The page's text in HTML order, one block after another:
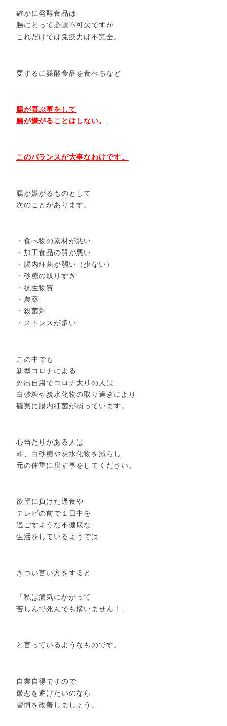
確かに発酵食品は
腸にとって必須不可欠ですが
これだけでは免疫力は不完全。
要するに発酵食品を食べるなど
腸が喜ぶ事をして
腸が嫌がることはしない。
このバランスが大事なわけです。
腸が嫌がるものとして
次のことがあります。
・食べ物の素材が悪い
・加工食品の質が悪い
・腸内細菌が弱い（少ない）
・砂糖の取りすぎ
・抗生物質
・農薬
・殺菌剤
・ストレスが多い
この中でも
新型コロナによる
外出自粛でコロナ太りの人は
白砂糖や炭水化物の取り過ぎにより
確実に腸内細菌が弱っています。
心当たりがある人は
即、白砂糖や炭水化物を減らし
元の体重に戻す事をしてください。
欲望に負けた過食や
テレビの前で１日中を
過ごすような不健康な
生活をしているようでは
きつい言い方をすると
「私は病気にかかって
苦しんで死んでも構いません！」
と言っているようなものです。
自業自得ですので
最悪を避けたいのなら
習慣を改善しましょう。